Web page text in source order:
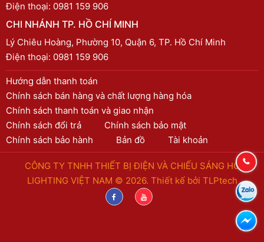
Điện thoại: 0981 159 906
CHI NHÁNH TP. HỒ CHÍ MINH
Lý Chiêu Hoàng, Phường 10, Quận 6, TP. Hồ Chí Minh
Điện thoại: 0981 159 906
Hướng dẫn thanh toán
Chính sách bán hàng và chất lượng hàng hóa
Chính sách thanh toán và giao nhận
Chính sách đổi trả
Chính sách bảo mật
Chính sách bảo hành
Bản đồ Tài khoản
CÔNG TY TNHH THIẾT BỊ ĐIỆN VÀ CHIẾU SÁNG HC
LIGHTING VIỆT NAM © 2026. Thiết kế bởi TLPtech